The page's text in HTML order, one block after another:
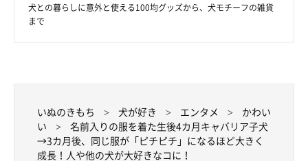
犬との暮らしに意外と使える100均グッズから、犬モチーフの雑貨
まで
いぬのきもち 犬が好き エンタメ
かわい
い
名前入りの服を着た生後4カ月キャバリア子犬
→3カ月後、同じ服が「ピチピチ」になるほど大きく
成長！人や他の犬が大好きなコに！